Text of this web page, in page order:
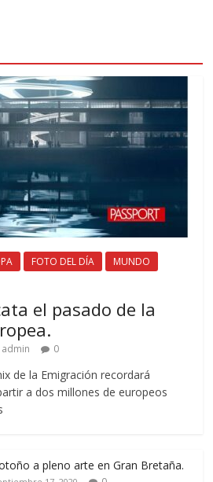
FOTO DEL DÍA
MUNDO
el pasado de la
admin 0
de la Emigración recordará
a dos millones de europeos
a pleno arte en Gran Bretaña.